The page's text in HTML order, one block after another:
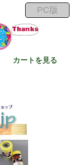
カートを見る